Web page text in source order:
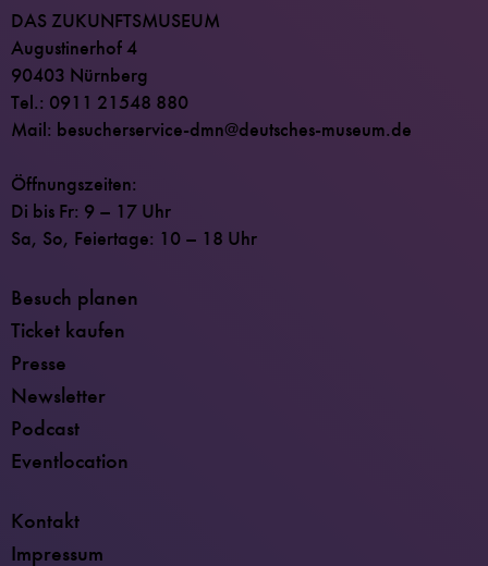
DAS ZUKUNFTSMUSEUM
Augustinerhof 4
90403 Nürnberg
Tel.: 0911 21548 880
Mail: besucherservice-dmn@deutsches-museum.de
Öffnungszeiten:
Di bis Fr: 9 – 17 Uhr
Sa, So, Feiertage: 10 – 18 Uhr
Besuch planen
Ticket kaufen
Presse
Newsletter
Podcast
Eventlocation
Kontakt
Impressum